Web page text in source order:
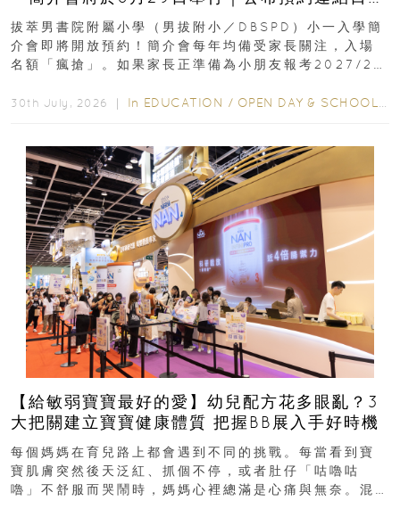
｜更設有網上重溫
拔萃男書院附屬小學（男拔附小／DBSPD）小一入學簡
介會即將開放預約！簡介會每年均備受家長關注，入場
名額「瘋搶」。如果家長正準備為小朋友報考2027/28
30th July, 2026 ｜ In EDUCATION / OPEN DAY & SCHOOL EVENTS
【給敏弱寶寶最好的愛】幼兒配方花多眼亂？3
大把關建立寶寶健康體質 把握BB展入手好時機
每個媽媽在育兒路上都會遇到不同的挑戰。每當看到寶
寶肌膚突然後天泛紅、抓個不停，或者肚仔「咕嚕咕
嚕」不舒服而哭鬧時，媽媽心裡總滿是心痛與無奈。混